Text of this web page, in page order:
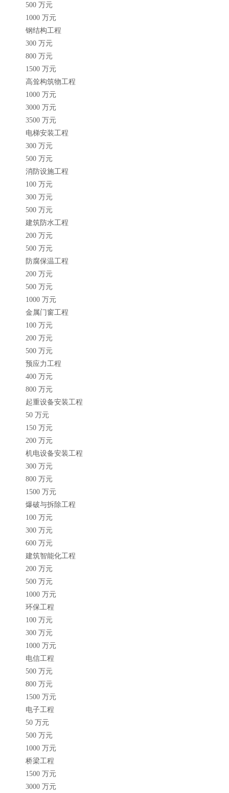
500 万元
1000 万元
钢结构工程
300 万元
800 万元
1500 万元
高耸构筑物工程
1000 万元
3000 万元
3500 万元
电梯安装工程
300 万元
500 万元
消防设施工程
100 万元
300 万元
500 万元
建筑防水工程
200 万元
500 万元
防腐保温工程
200 万元
500 万元
1000 万元
金属门窗工程
100 万元
200 万元
500 万元
预应力工程
400 万元
800 万元
起重设备安装工程
50 万元
150 万元
200 万元
机电设备安装工程
300 万元
800 万元
1500 万元
爆破与拆除工程
100 万元
300 万元
600 万元
建筑智能化工程
200 万元
500 万元
1000 万元
环保工程
100 万元
300 万元
1000 万元
电信工程
500 万元
800 万元
1500 万元
电子工程
50 万元
500 万元
1000 万元
桥梁工程
1500 万元
3000 万元